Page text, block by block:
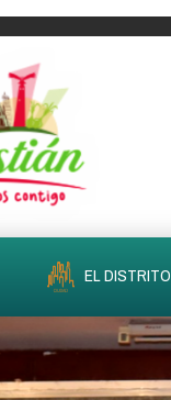
EL DISTRITO